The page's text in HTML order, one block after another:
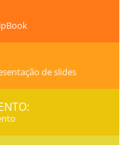
de slides